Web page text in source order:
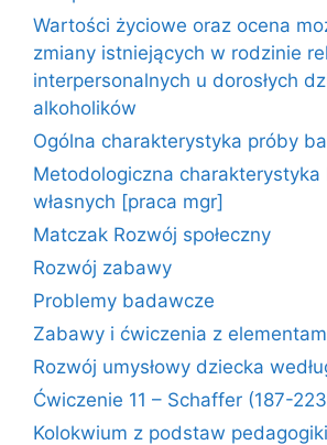
Wartości życiowe oraz ocena
zmiany istniejących w rodzinie
interpersonalnych u dorosłych
alkoholików
Ogólna charakterystyka próby
Metodologiczna charakterystyka
własnych [praca mgr]
Matczak Rozwój społeczny
Rozwój zabawy
Problemy badawcze
Zabawy i ćwiczenia z
Rozwój umysłowy dziecka
Ćwiczenie 11 – Schaffer (187-
Kolokwium z podstaw pedagogiki